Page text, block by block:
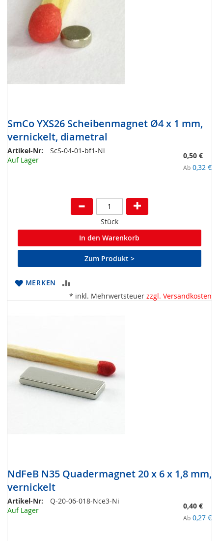
SmCo YXS26 Scheibenmagnet Ø4 x 1 mm,
vernickelt, diametral
Artikel-Nr:
ScS-04-01-bf1-Ni
Auf Lager
0,50 €
Ab 0,32 €
Stück
In den Warenkorb
Zum Produkt >
MERKEN
VERGLEICHSLISTE
* inkl. Mehrwertsteuer zzgl. Versandkosten
NdFeB N35 Quadermagnet 20 x 6 x 1,8 mm,
vernickelt
Artikel-Nr:
Q-20-06-018-Nce3-Ni
Auf Lager
0,40 €
Ab 0,27 €